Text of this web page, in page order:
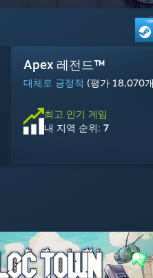
Big Walk
매우 긍정적(평가 3,495개)
최고 인기 게임
내 지역 순위: 2
IRON NEST: Heavy
매우 긍정적(평가 390개)
최고 인기 게임
내 지역 순위: 5
Warframe
매우 긍정적(평가 11,178개)
최고 인기 게임
내 지역 순위: 17
Baldur's Gate 3
압도적으로 긍정적(평가
최고 인기 게임
내 지역 순위: 24
Apex 레전드™
대체로 긍정적 (평가 18,070
최고 인기 게임
내 지역 순위: 7
Gears of War: E-Day
이용 가능: 2026년 10월 6일
지금예약 구매 가능
2026년 10월 6일 출시 예정
Yu-Gi-Oh! Master Duel
대체로 긍정적 (평가 8,385개)
최고 인기 게임
내 지역 순위: 22
Mistfall Hunter
복합적 (평가 7,964개)
최고 인기 게임
내 지역 순위: 16
Cyberpunk 2077
대체로 긍정적 (평가 23,289
최고 인기 게임
내 지역 순위: 11
Dead by Daylight
대체로 긍정적 (평가 20,107
최고 인기 게임
내 지역 순위: 21
톰 클랜시의 레인보우식
대체로 긍정적 (평가 52,582
최고 인기 게임
내 지역 순위: 20
마블 라이벌즈
대체로 긍정적 (평가 2,107개)
최고 인기 게임
내 지역 순위: 10